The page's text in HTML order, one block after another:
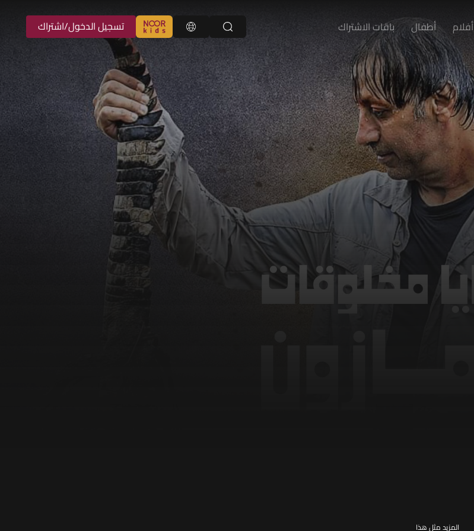
أفلام أطفال باقات الاشتراك تسجيل الدخول/اشتراك
المزيد مثل هذا